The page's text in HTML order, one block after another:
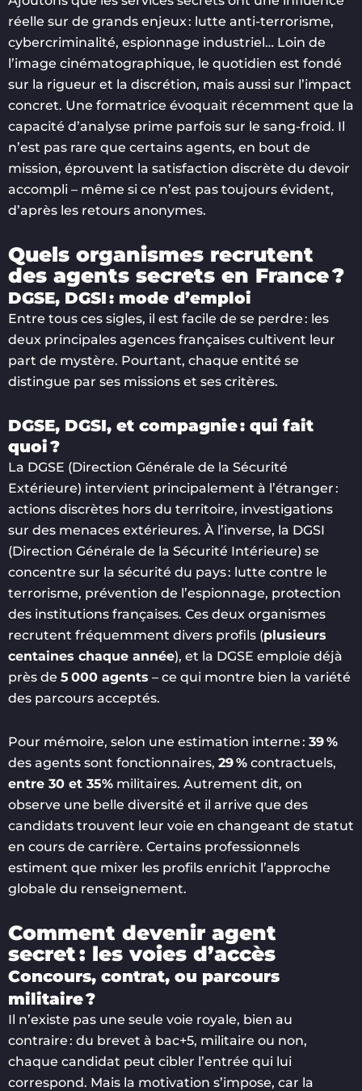
réelle sur de grands enjeux : lutte anti-terrorisme,
cybercriminalité, espionnage industriel… Loin de
l’image cinématographique, le quotidien est fondé
sur la rigueur et la discrétion, mais aussi sur l’impact
concret. Une formatrice évoquait récemment que la
capacité d’analyse prime parfois sur le sang-froid. Il
n’est pas rare que certains agents, en bout de
mission, éprouvent la satisfaction discrète du devoir
accompli – même si ce n’est pas toujours évident,
d’après les retours anonymes.
Quels organismes recrutent
des agents secrets en France ?
DGSE, DGSI : mode d’emploi
Entre tous ces sigles, il est facile de se perdre : les
deux principales agences françaises cultivent leur
part de mystère. Pourtant, chaque entité se
distingue par ses missions et ses critères.
DGSE, DGSI, et compagnie : qui fait
quoi ?
La DGSE (Direction Générale de la Sécurité
Extérieure) intervient principalement à l’étranger :
actions discrètes hors du territoire, investigations
sur des menaces extérieures. À l’inverse, la DGSI
(Direction Générale de la Sécurité Intérieure) se
concentre sur la sécurité du pays : lutte contre le
terrorisme, prévention de l’espionnage, protection
des institutions françaises. Ces deux organismes
recrutent fréquemment divers profils (plusieurs
centaines chaque année), et la DGSE emploie déjà
près de 5 000 agents – ce qui montre bien la variété
des parcours acceptés.
Pour mémoire, selon une estimation interne : 39 %
des agents sont fonctionnaires, 29 % contractuels,
entre 30 et 35% militaires. Autrement dit, on
observe une belle diversité et il arrive que des
candidats trouvent leur voie en changeant de statut
en cours de carrière. Certains professionnels
estiment que mixer les profils enrichit l’approche
globale du renseignement.
Comment devenir agent
secret : les voies d’accès
Concours, contrat, ou parcours
militaire ?
Il n’existe pas une seule voie royale, bien au
contraire : du brevet à bac+5, militaire ou non,
chaque candidat peut cibler l’entrée qui lui
correspond. Mais la motivation s’impose, car la